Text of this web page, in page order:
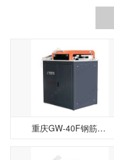
重庆GW-40F钢筋弯曲试验机